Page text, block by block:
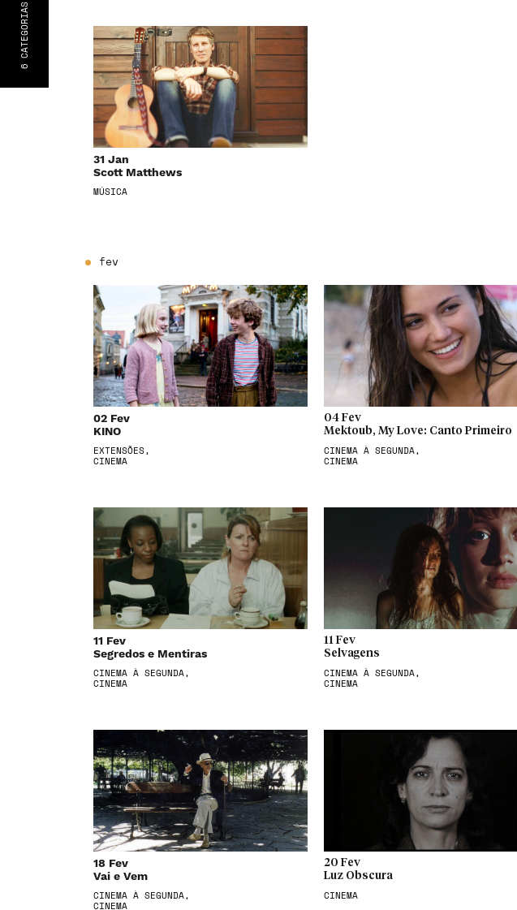
6
CATEGORIA
S
31 Jan
Scott Matthews
MÚSICA
fev
02 Fev
KINO
EXTENSÕES,
CINEMA
04 Fev
Mektoub, My Love: Canto Primeiro
CINEMA À SEGUNDA,
CINEMA
11 Fev
Segredos e Mentiras
CINEMA À SEGUNDA,
CINEMA
11 Fev
Selvagens
CINEMA À SEGUNDA,
CINEMA
18 Fev
Vai e Vem
CINEMA À SEGUNDA,
CINEMA
20 Fev
Luz Obscura
CINEMA